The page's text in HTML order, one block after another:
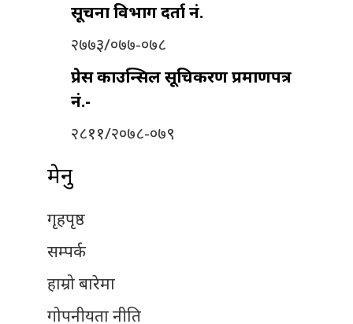
सूचना विभाग दर्ता नं.
२७७३/०७७-०७८
प्रेस काउन्सिल सूचिकरण प्रमाणपत्र
नं.-
२८११/२०७८-०७९
मेनु
गृहपृष्ठ
सम्पर्क
हाम्रो बारेमा
गोपनीयता नीति